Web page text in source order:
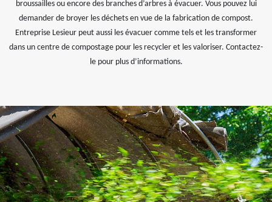
broussailles ou encore des branches d’arbres à évacuer. Vous pouvez lui
demander de broyer les déchets en vue de la fabrication de compost.
Entreprise Lesieur peut aussi les évacuer comme tels et les transformer
dans un centre de compostage pour les recycler et les valoriser. Contactez-
le pour plus d’informations.